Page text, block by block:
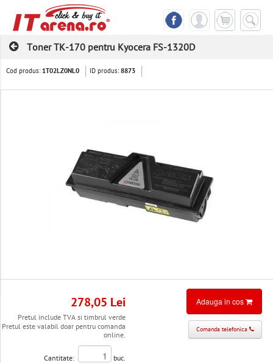
Toner TK-170 pentru Kyocera FS-1320D
Cod produs: 1T02LZ0NL0 ID produs:8873
278,05 Lei
Pretul include TVA si timbrul verde
Pretul este valabil doar pentru comanda
online.
Cantitate: buc.
Adauga in cos
Comanda telefonica